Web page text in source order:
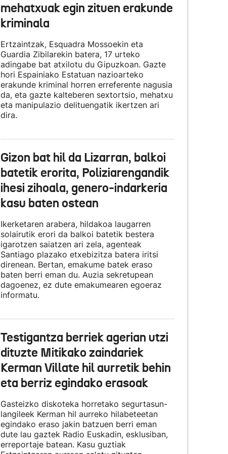
mehatxuak egin zituen erakunde
kriminala
Ertzaintzak, Esquadra Mossoekin eta
Guardia Zibilarekin batera, 17 urteko
adingabe bat atxilotu du Gipuzkoan. Gazte
hori Espainiako Estatuan nazioarteko
erakunde kriminal horren erreferente nagusia
da, eta gazte kalteberen sextortsio, mehatxu
eta manipulazio delituengatik ikertzen ari
dira.
Gizon bat hil da Lizarran, balkoi
batetik erorita, Poliziarengandik
ihesi zihoala, genero-indarkeria
kasu baten ostean
Ikerketaren arabera, hildakoa laugarren
solairutik erori da balkoi batetik bestera
igarotzen saiatzen ari zela, agenteak
Santiago plazako etxebizitza batera iritsi
direnean. Bertan, emakume batek eraso
baten berri eman du. Auzia sekretupean
dagoenez, ez dute emakumearen egoeraz
informatu.
Testigantza berriek agerian utzi
dituzte Mitikako zaindariek
Kerman Villate hil aurretik behin
eta berriz egindako erasoak
Gasteizko diskoteka horretako segurtasun-
langileek Kerman hil aurreko hilabeteetan
egindako eraso jakin batzuen berri eman
dute lau gaztek Radio Euskadin, esklusiban,
erreportaje batean. Kasu guztiak